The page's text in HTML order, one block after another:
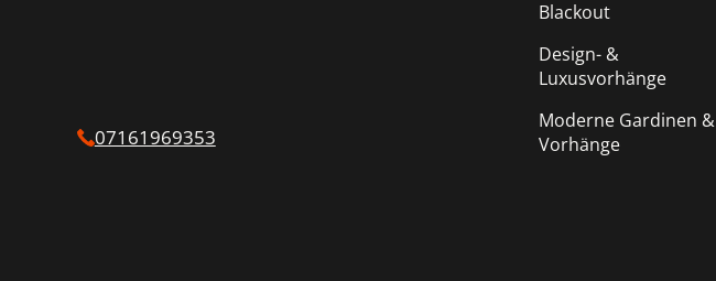
07161969353
Blackout
Design- &
Luxusvorhänge
Moderne Gardinen &
Vorhänge